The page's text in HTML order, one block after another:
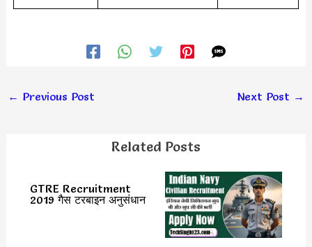
← Previous Post Next Post →
Related Posts
GTRE Recruitment
2019 गैस टरबाइन अनुसंधान